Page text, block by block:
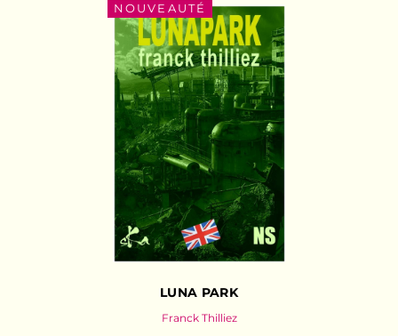
NOUVEAUTÉ
LUNA PARK
Franck Thilliez